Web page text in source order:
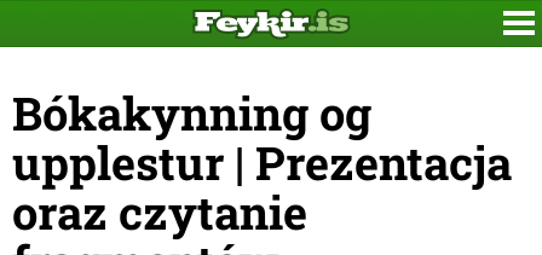
Bókakynning og
upplestur | Prezentacja
oraz czytanie